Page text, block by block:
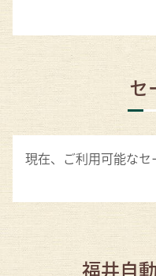
セ
現在、ご利用可能なセ
福井自